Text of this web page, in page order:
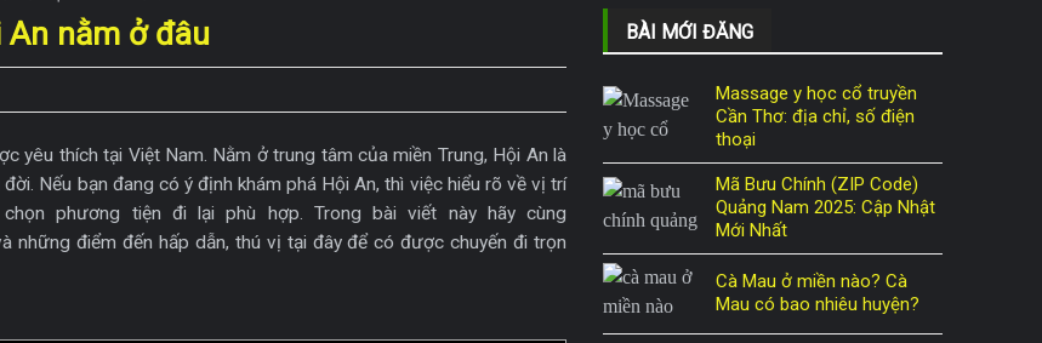
An nằm ở đâu
yêu thích tại Việt Nam. Nằm ở trung tâm của miền Trung, Hội An là
Nếu bạn đang có ý định khám phá Hội An, thì việc hiểu rõ về vị trí
phương tiện đi lại phù hợp. Trong bài viết này hãy cùng
những điểm đến hấp dẫn, thú vị tại đây để có được chuyến đi trọn
BÀI MỚI ĐĂNG
Massage y học cổ truyền
Cần Thơ: địa chỉ, số điện
thoại
Mã Bưu Chính (ZIP Code)
Quảng Nam 2025: Cập Nhật
Mới Nhất
Cà Mau ở miền nào? Cà
Mau có bao nhiêu huyện?